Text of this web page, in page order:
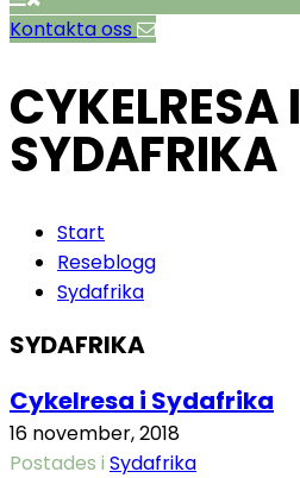
Kontakta oss
CYKELRESA I
SYDAFRIKA
Start
Reseblogg
Sydafrika
SYDAFRIKA
Cykelresa i Sydafrika
16 november, 2018
Postades i Sydafrika